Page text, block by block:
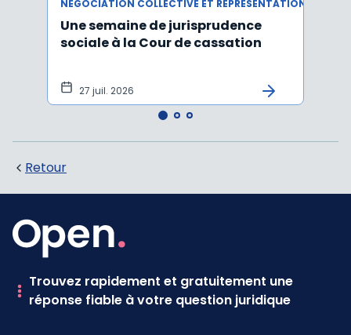
Une semaine de jurisprudence
sociale à la Cour de cassation
27 juil. 2026
Retour
Trouvez rapidement et gratuitement une
réponse fiable à votre question juridique